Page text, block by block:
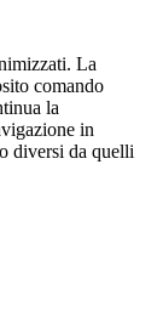
La
comando
la
in
diversi da quelli